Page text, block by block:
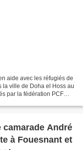
aide avec les réfugiés de
la ville de Doha el Hoss au
par la fédération PCF
André
à Fouesnant et